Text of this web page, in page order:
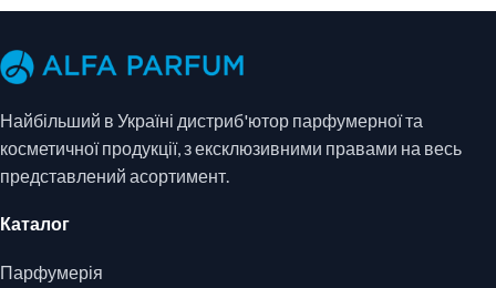
Найбільший в Україні дистриб'ютор парфумерної та
косметичної продукції, з ексклюзивними правами на весь
представлений асортимент.
Каталог
Парфумерія